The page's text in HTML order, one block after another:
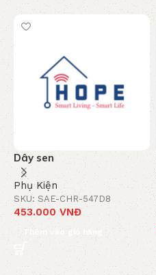
Dây sen
Phụ Kiện
SKU: SAE-CHR-547D8
453.000VNĐ
Thêm vào giỏ hàng